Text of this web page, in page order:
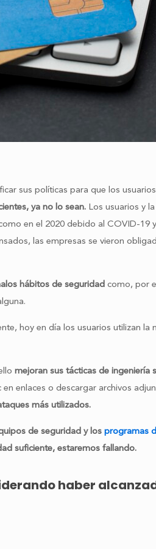
sus políticas para que los
ya no lo sean. Los usuarios y
en el 2020 debido al COVID-19
las empresas se vieron
hábitos de seguridadcomo, por
hoy en día los usuarios utilizan
mejoran sus tácticas de ingeniería
enlaces o descargar archivos
más utilizados.
de seguridad y losprogramas
suficiente, estaremos fallando.
haber